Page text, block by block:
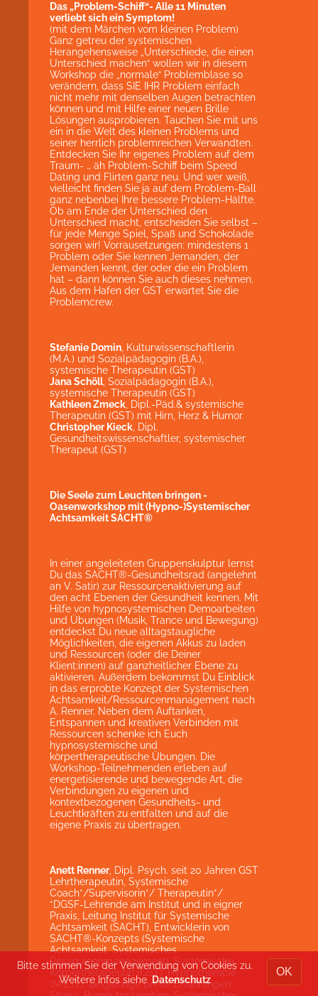
Das „Problem-Schiff“- Alle 11 Minuten
verliebt sich ein Symptom!
(mit dem Märchen vom kleinen Problem)
Ganz getreu der systemischen
Herangehensweise „Unterschiede, die einen
Unterschied machen“ wollen wir in diesem
Workshop die „normale“ Problemblase so
verändern, dass SIE IHR Problem einfach
nicht mehr mit denselben Augen betrachten
können und mit Hilfe einer neuen Brille
Lösungen ausprobieren. Tauchen Sie mit uns
ein in die Welt des kleinen Problems und
seiner herrlich problemreichen Verwandten.
Entdecken Sie Ihr eigenes Problem auf dem
Traum- … äh Problem-Schiff beim Speed
Dating und Flirten ganz neu. Und wer weiß,
vielleicht finden Sie ja auf dem Problem-Ball
ganz nebenbei Ihre bessere Problem-Hälfte.
Ob am Ende der Unterschied den
Unterschied macht, entscheiden Sie selbst –
für jede Menge Spiel, Spaß und Schokolade
sorgen wir! Vorrausetzungen: mindestens 1
Problem oder Sie kennen Jemanden, der
Jemanden kennt, der oder die ein Problem
hat – dann können Sie auch dieses nehmen.
Aus dem Hafen der GST erwartet Sie die
Problemcrew.
Stefanie Domin, Kulturwissenschaftlerin
(M.A.) und Sozialpädagogin (B.A.),
systemische Therapeutin (GST)
Jana Schöll, Sozialpädagogin (B.A.),
systemische Therapeutin (GST)
Kathleen Zmeck, Dipl.-Päd.& systemische
Therapeutin (GST) mit Hirn, Herz & Humor
Christopher Kieck, Dipl.
Gesundheitswissenschaftler, systemischer
Therapeut (GST)
Die Seele zum Leuchten bringen -
Oasenworkshop mit (Hypno-)Systemischer
Achtsamkeit SACHT®
In einer angeleiteten Gruppenskulptur lernst
Du das SACHT®-Gesundheitsrad (angelehnt
an V. Satir) zur Ressourcenaktivierung auf
den acht Ebenen der Gesundheit kennen. Mit
Hilfe von hypnosystemischen Demoarbeiten
und Übungen (Musik, Trance und Bewegung)
entdeckst Du neue alltagstaugliche
Möglichkeiten, die eigenen Akkus zu laden
und Ressourcen (oder die Deiner
Klient:innen) auf ganzheitlicher Ebene zu
aktivieren. Außerdem bekommst Du Einblick
in das erprobte Konzept der Systemischen
Achtsamkeit/Ressourcenmanagement nach
A. Renner. Neben dem Auftanken,
Entspannen und kreativen Verbinden mit
Ressourcen schenke ich Euch
hypnosystemische und
körpertherapeutische Übungen. Die
Workshop-Teilnehmenden erleben auf
energetisierende und bewegende Art, die
Verbindungen zu eigenen und
kontextbezogenen Gesundheits- und
Leuchtkräften zu entfalten und auf die
eigene Praxis zu übertragen.
Anett Renner, Dipl. Psych. seit 20 Jahren GST
Lehrtherapeutin, Systemische
Coach*/Supervisorin*/ Therapeutin*/
*DGSF-Lehrende am Institut und in eigner
Praxis, Leitung Institut für Systemische
Achtsamkeit (SACHT), Entwicklerin von
SACHT®-Konzepts (Systemische
Achtsamkeit, Systemisches
Ressourcenmanagement), Systemische
Körpertherapeutin (GST), Hypnotherapie
(M.E.G.), langjährige breite Erfahrungen:
Bitte stimmen Sie der Verwendung von Cookies zu.
Weitere Infos sieheDatenschutz
OK